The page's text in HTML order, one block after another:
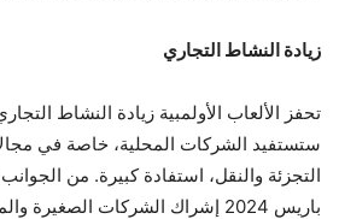
زيادة النشاط التجاري
تحفز الألعاب الأولمبية زيادة النشاط
ستستفيد الشركات المحلية، خاصة في
التجزئة والنقل، استفادة كبيرة. من الجوانب
باريس 2024 إشراك الشركات